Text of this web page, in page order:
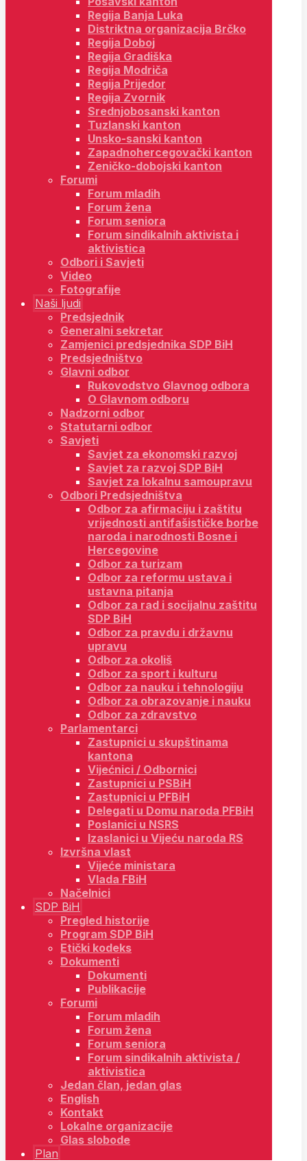
Regija Banja Luka
Distriktna organizacija Brčko
Regija Doboj
Regija Gradiška
Regija Modriča
Regija Prijedor
Regija Zvornik
Srednjobosanski kanton
Tuzlanski kanton
Unsko-sanski kanton
Zapadnohercegovački kanton
Zeničko-dobojski kanton
Forumi
Forum mladih
Forum žena
Forum seniora
Forum sindikalnih aktivista i
aktivistica
Odbori i Savjeti
Video
Fotografije
Naši ljudi
Predsjednik
Generalni sekretar
Zamjenici predsjednika SDP BiH
Predsjedništvo
Glavni odbor
Rukovodstvo Glavnog odbora
O Glavnom odboru
Nadzorni odbor
Statutarni odbor
Savjeti
Savjet za ekonomski razvoj
Savjet za razvoj SDP BiH
Savjet za lokalnu samoupravu
Odbori Predsjedništva
Odbor za afirmaciju i zaštitu
vrijednosti antifašističke borbe
naroda i narodnosti Bosne i
Hercegovine
Odbor za turizam
Odbor za reformu ustava i
ustavna pitanja
Odbor za rad i socijalnu zaštitu
SDP BiH
Odbor za pravdu i državnu
upravu
Odbor za okoliš
Odbor za sport i kulturu
Odbor za nauku i tehnologiju
Odbor za obrazovanje i nauku
Odbor za zdravstvo
Parlamentarci
Zastupnici u skupštinama
kantona
Vijećnici / Odbornici
Zastupnici u PSBiH
Zastupnici u PFBiH
Delegati u Domu naroda PFBiH
Poslanici u NSRS
Izaslanici u Vijeću naroda RS
Izvršna vlast
Vijeće ministara
Vlada FBiH
Načelnici
SDP BiH
Pregled historije
Program SDP BiH
Etički kodeks
Dokumenti
Dokumenti
Publikacije
Forumi
Forum mladih
Forum žena
Forum seniora
Forum sindikalnih aktivista /
aktivistica
Jedan član, jedan glas
English
Kontakt
Lokalne organizacije
Glas slobode
Plan